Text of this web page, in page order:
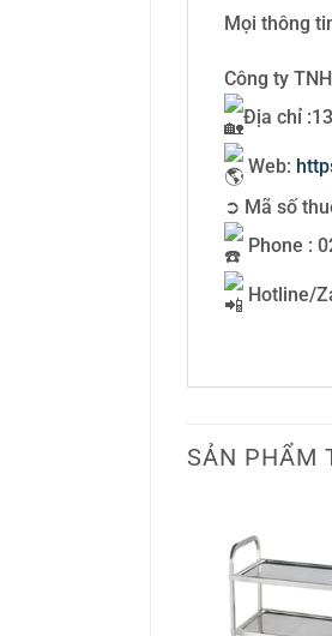
Mọi thông
Công ty
Địa chỉ
Web:
➲ Mã số
Phone :
Hotline/
0906
SẢN PHẨM